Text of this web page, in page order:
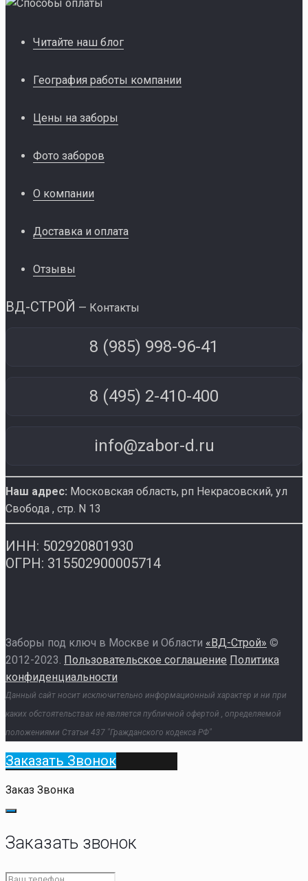
Читайте наш блог
География работы компании
Цены на заборы
Фото заборов
О компании
Доставка и оплата
Отзывы
ВД-СТРОЙ — Контакты
8 (985) 998-96-41
8 (495) 2-410-400
info@zabor-d.ru
Наш адрес: Московская область, рп Некрасовский, ул
Свобода , стр. N 13
ИНН: 502920801930
ОГРН: 315502900005714
Заборы под ключ в Москве и Области «ВД-Строй» ©
2012-2023. Пользовательское соглашение Политика
конфиденциальности
Данный сайт носит исключительно информационный характер и ни при
каких обстоятельствах не является публичной офертой , определяемой
положениями Статьи 437 "Гражданского кодекса РФ"
Заказать Звонок
Заказ Звонка
Заказать звонок